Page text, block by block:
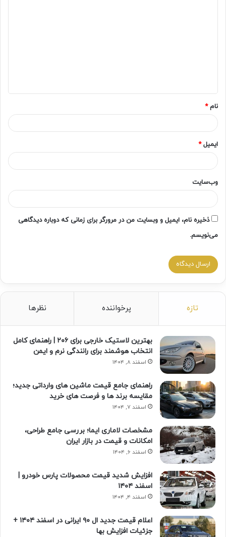
*
نام*
ایمیل*
وب‌سایت
ذخیره نام، ایمیل و وبسایت من در مرورگر برای زمانی که دوباره دیدگاهی
می‌نویسم.
تازه پرخواننده نظرها
بهترین لاستیک خارجی برای ۲۰۶ | راهنمای کامل
انتخاب هوشمند برای رانندگی نرم و ایمن
اسفند ۸, ۱۴۰۴
راهنمای جامع قیمت ماشین های وارداتی جدید؛
مقایسه برند ها و فرصت های خرید
اسفند ۷, ۱۴۰۴
مشخصات لاماری ایما؛ بررسی جامع طراحی،
امکانات و قیمت در بازار ایران
اسفند ۶, ۱۴۰۴
افزایش شدید قیمت محصولات پارس خودرو |
اسفند ۱۴۰۴
اسفند ۴, ۱۴۰۴
اعلام قیمت جدید ال ۹۰ ایرانی در اسفند ۱۴۰۴ +
جزئیات افزایش بها